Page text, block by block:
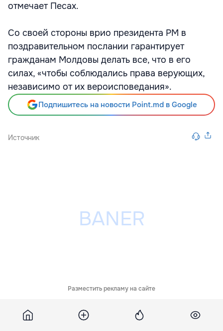
отмечает Песах.
Со своей стороны врио президента РМ в
поздравительном послании гарантирует
гражданам Молдовы делать все, что в его
силах, «чтобы соблюдались права верующих,
независимо от их вероисповедания».
Подпишитесь на новости Point.md в Google
Источник
Разместить рекламу на сайте
Похожие новости